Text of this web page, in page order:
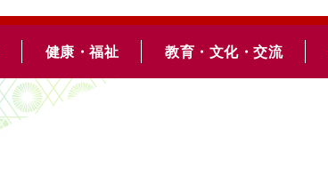
健康・福祉 教育・文化・交流